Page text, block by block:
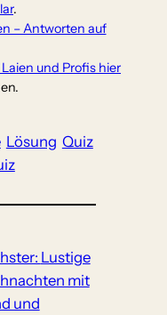
.
– Antworten auf
und Profis hier
Lösung Quiz
Lustige
mit
und